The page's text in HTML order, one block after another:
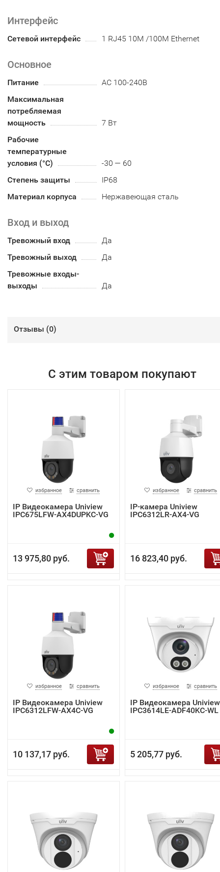
Интерфейс
Сетевой интерфейс 1 RJ45 10M /100M Ethernet
Основное
Питание
АC 100-240В
Максимальная
потребляемая
мощность
7 Вт
Рабочие
температурные
условия (°С)
-30 — 60
Степень защиты
IP68
Материал корпуса
Нержавеющая сталь
Вход и выход
Тревожный вход
Да
Тревожный выход
Да
Тревожные входы-
выходы
Да
Отзывы (0)
С этим товаром покупают
избранное сравнить
IP Видеокамера Uniview
IPC675LFW-AX4DUPKC-VG
13 975,80 руб.
избранное сравнить
IP-камера Uniview
IPC6312LR-AX4-VG
16 823,40 руб.
избранное сравнить
IP Видеокамера Uniview
IPC6312LFW-AX4C-VG
10 137,17 руб.
избранное сравнить
IP Видеокамера Uniview
IPC3614LE-ADF40KC-WL
5 205,77 руб.